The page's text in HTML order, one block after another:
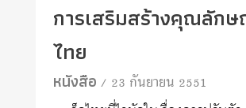
การเสริมสร้างคุณลัก
ไทย
หนังสือ/ 23 กันยายน 2551